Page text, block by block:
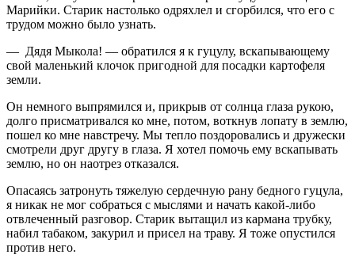
Марийки. Старик настолько одряхлел и сгорбился, что его с
трудом можно было узнать.
— Дядя Мыкола! — обратился я к гуцулу, вскапывающему
свой маленький клочок пригодной для посадки картофеля
земли.
Он немного выпрямился и, прикрыв от солнца глаза рукою,
долго присматривался ко мне, потом, воткнув лопату в землю,
пошел ко мне навстречу. Мы тепло поздоровались и дружески
смотрели друг другу в глаза. Я хотел помочь ему вскапывать
землю, но он наотрез отказался.
Опасаясь затронуть тяжелую сердечную рану бедного гуцула,
я никак не мог собраться с мыслями и начать какой-либо
отвлеченный разговор. Старик вытащил из кармана трубку,
набил табаком, закурил и присел на траву. Я тоже опустился
против него.